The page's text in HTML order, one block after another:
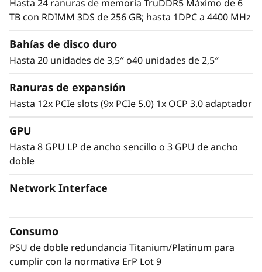
velocidad de E/S y varias opciones de unidad,
cargas de trabajo complejas de la actualidad y
el futuro.
Diseño versátil
Hasta 24 ranuras de memoria TruDDR5 Máximo de 6
TB con RDIMM 3DS de 256 GB; hasta 1DPC a 4400 MHz
Bahías de disco duro
Hasta 20 unidades de 3,5″ o40 unidades de 2,5″
Ranuras de expansión
Hasta 12x PCIe slots (9x PCIe 5.0) 1x OCP 3.0 adaptador
GPU
Hasta 8 GPU LP de ancho sencillo o 3 GPU de ancho
doble
Network Interface
Consumo
PSU de doble redundancia Titanium/Platinum para
cumplir con la normativa ErP Lot 9